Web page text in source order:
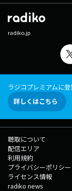
radiko.jp
ラジコプレミアムに
詳しくはこちら
聴取について
配信エリア
利用規約
プライバシーポリシー
ライセンス情報
radiko news